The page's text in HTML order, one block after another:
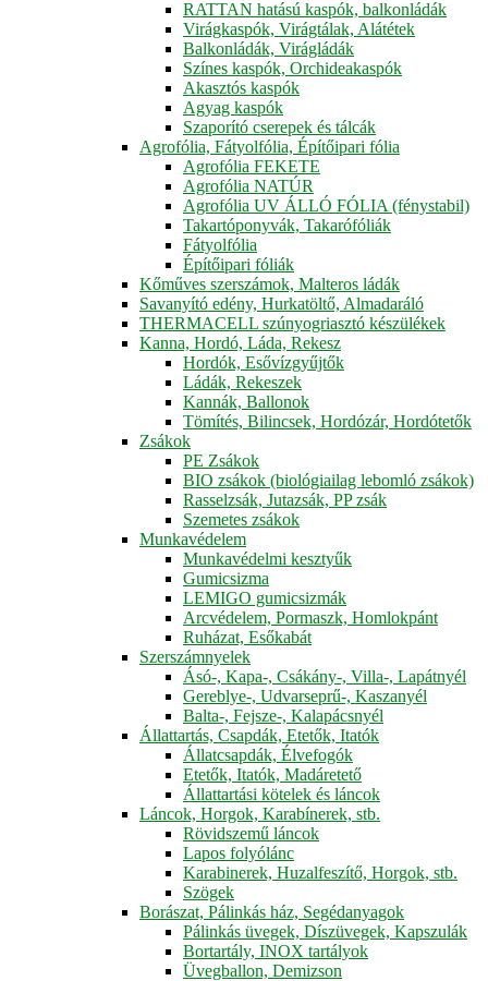
RATTAN hatású kaspók, balkonládák
Virágkaspók, Virágtálak, Alátétek
Balkonládák, Virágládák
Színes kaspók, Orchideakaspók
Akasztós kaspók
Agyag kaspók
Szaporító cserepek és tálcák
Agrofólia, Fátyolfólia, Építőipari fólia
Agrofólia FEKETE
Agrofólia NATÚR
Agrofólia UV ÁLLÓ FÓLIA (fénystabil)
Takartóponyvák, Takarófóliák
Fátyolfólia
Építőipari fóliák
Kőműves szerszámok, Malteros ládák
Savanyító edény, Hurkatöltő, Almadaráló
THERMACELL szúnyogriasztó készülékek
Kanna, Hordó, Láda, Rekesz
Hordók, Esővízgyűjtők
Ládák, Rekeszek
Kannák, Ballonok
Tömítés, Bilincsek, Hordózár, Hordótetők
Zsákok
PE Zsákok
BIO zsákok (biológiailag lebomló zsákok)
Rasselzsák, Jutazsák, PP zsák
Szemetes zsákok
Munkavédelem
Munkavédelmi kesztyűk
Gumicsizma
LEMIGO gumicsizmák
Arcvédelem, Pormaszk, Homlokpánt
Ruházat, Esőkabát
Szerszámnyelek
Ásó-, Kapa-, Csákány-, Villa-, Lapátnyél
Gereblye-, Udvarseprű-, Kaszanyél
Balta-, Fejsze-, Kalapácsnyél
Állattartás, Csapdák, Etetők, Itatók
Állatcsapdák, Élvefogók
Etetők, Itatók, Madáretető
Állattartási kötelek és láncok
Láncok, Horgok, Karabínerek, stb.
Rövidszemű láncok
Lapos folyólánc
Karabinerek, Huzalfeszítő, Horgok, stb.
Szögek
Borászat, Pálinkás ház, Segédanyagok
Pálinkás üvegek, Díszüvegek, Kapszulák
Bortartály, INOX tartályok
Üvegballon, Demizson